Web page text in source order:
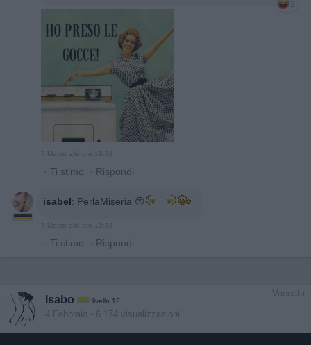
2
7 Marzo alle ore 19:31
· Ti stimo · Rispondi
isabel: PerlaMiseria 😙
7 Marzo alle ore 19:38
· Ti stimo · Rispondi
Vaccata
Isabo livello 12
4 Febbraio - 6.174 visualizzazioni